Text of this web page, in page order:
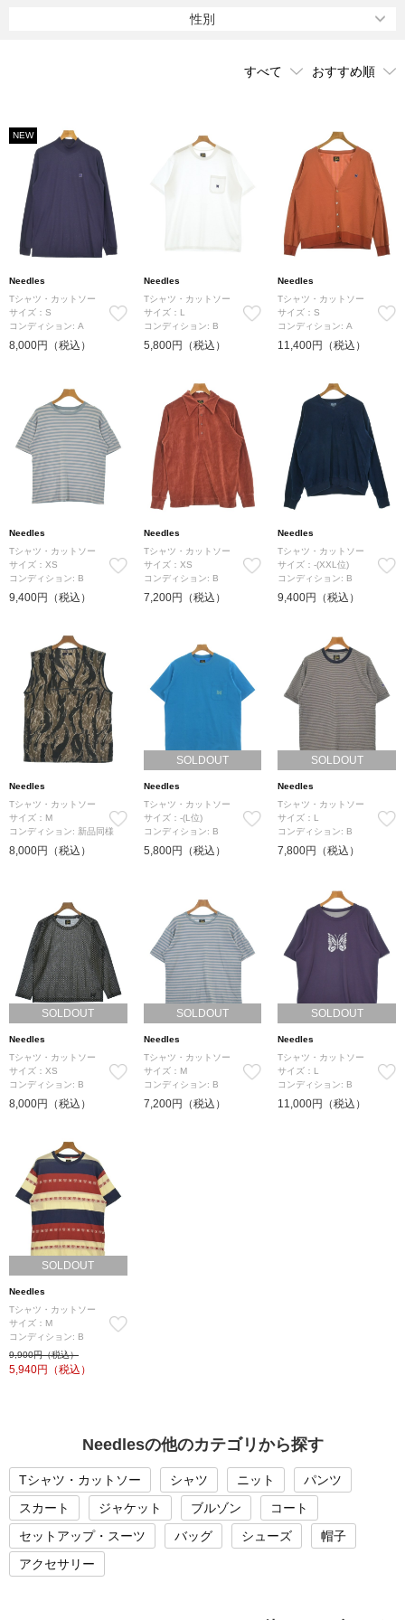
に遊び心やエスニックな雰囲気が織り込まれ、中毒性のある雰囲気
ヒザデルパンツなどは名作アイテムといわれ、色や素材違いでシー
性別
NEW
Needles
Tシャツ・カットソー
サイズ：S
コンディション: A
8,000円（税込）
Needles
Tシャツ・カットソー
サイズ：L
コンディション: B
5,800円（税込）
Needles
Tシャツ・カットソー
サイズ：S
コンディション: A
11,400円（税込）
Needles
Tシャツ・カットソー
サイズ：XS
コンディション: B
9,400円（税込）
Needles
Tシャツ・カットソー
サイズ：XS
コンディション: B
7,200円（税込）
Needles
Tシャツ・カットソー
サイズ：-(XXL位)
コンディション: B
9,400円（税込）
Needles
Tシャツ・カットソー
サイズ：M
コンディション: 新品同様
8,000円（税込）
SOLDOUT
Needles
Tシャツ・カットソー
サイズ：-(L位)
コンディション: B
5,800円（税込）
SOLDOUT
Needles
Tシャツ・カットソー
サイズ：L
コンディション: B
7,800円（税込）
SOLDOUT
Needles
Tシャツ・カットソー
サイズ：XS
コンディション: B
8,000円（税込）
SOLDOUT
Needles
Tシャツ・カットソー
サイズ：M
コンディション: B
7,200円（税込）
SOLDOUT
Needles
Tシャツ・カットソー
サイズ：L
コンディション: B
11,000円（税込）
SOLDOUT
Needles
Tシャツ・カットソー
サイズ：M
コンディション: B
9,900円（税込）
5,940円（税込）
Needlesの他のカテゴリから探す
Tシャツ・カットソー シャツ ニット
パンツ
スカート
ジャケット ブルゾン
コート
セットアップ・スーツ
バッグ シューズ
帽子
アクセサリー